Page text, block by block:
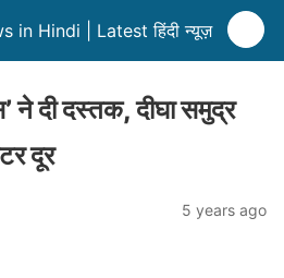
in Hindi | Latest हिंदी न्यूज़
ने दी दस्तक, दीघा समुद्र
दूर
5 years ago